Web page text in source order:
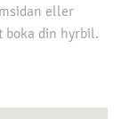
eller
boka din hyrbil.